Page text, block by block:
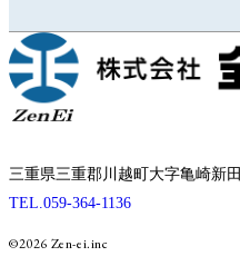
三重県三重郡川越町大字亀崎新
TEL.059-364-1136
©2026 Zen-ei.inc